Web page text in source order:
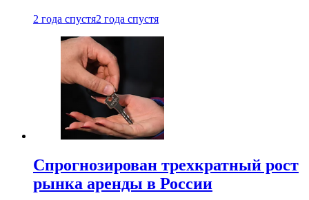
2 года спустя2 года спустя
Спрогнозирован трехкратный рост
рынка аренды в России